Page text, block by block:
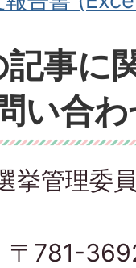
記事に
い合
挙管理委
〒781-